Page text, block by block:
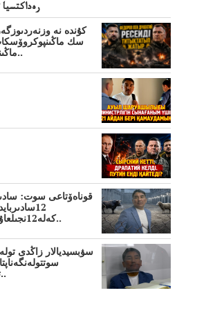
سك
ماڭىنداعىنە ج..
قوناەۆتاعى سوت:
كەلە12نجىلعاۇقا مەس..
سۋبسيديالار زاڭدى
تسوتتاعىا..